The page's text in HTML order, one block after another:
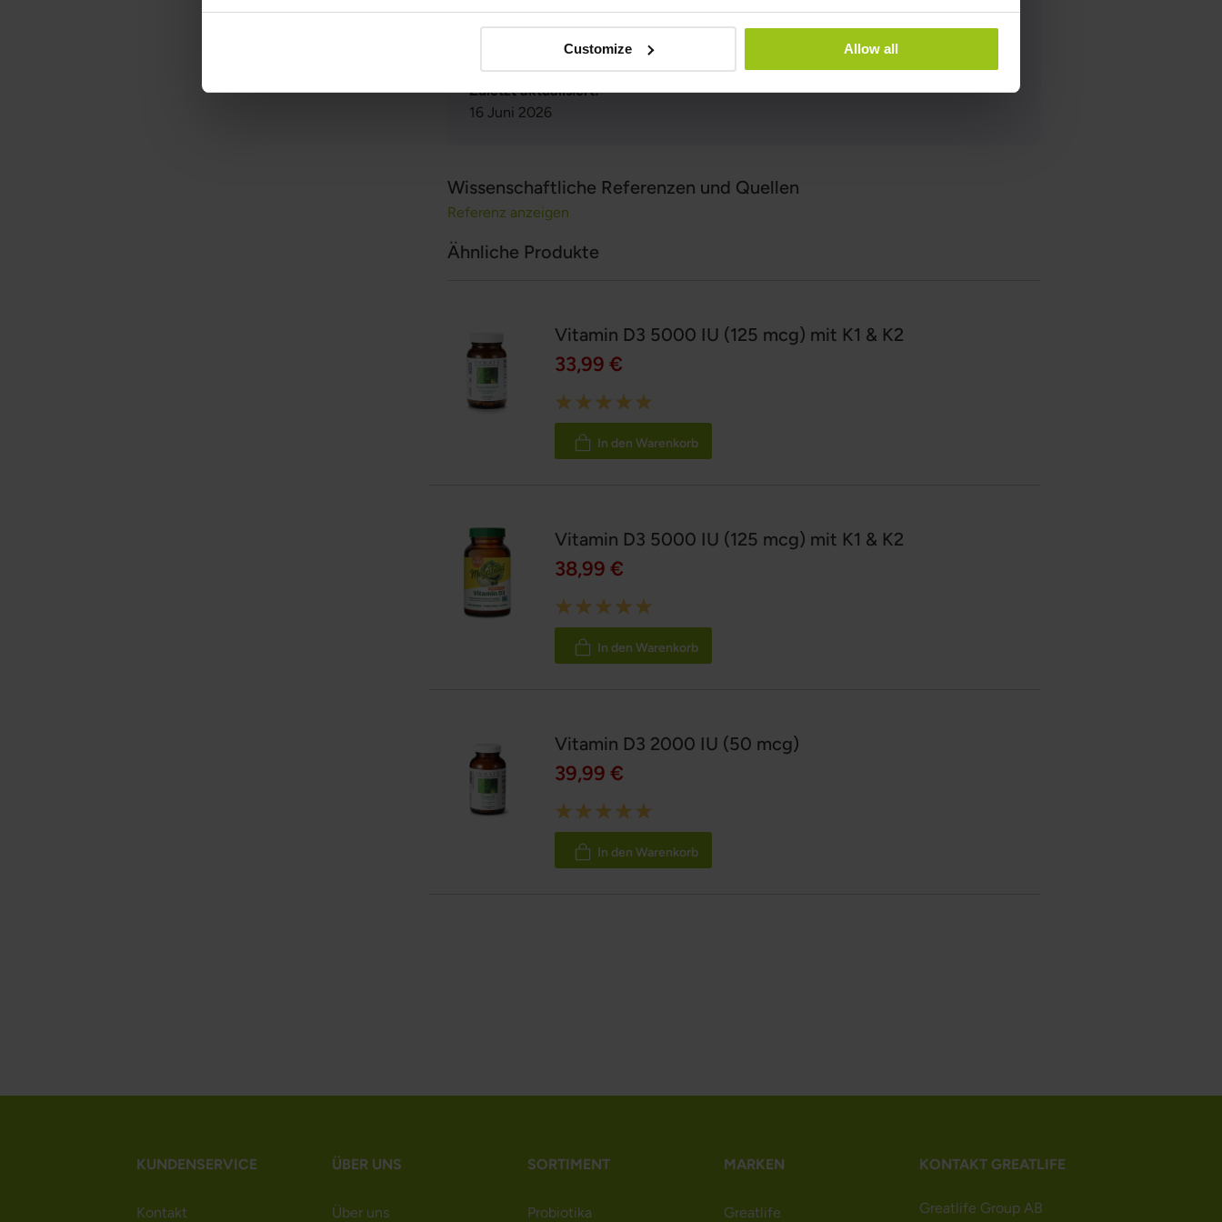
Customize Allow all
Teresa Husén, Ernährungsberaterin für funktionelle Medizin
Zuletzt aktualisiert:
16 Juni 2026
Wissenschaftliche Referenzen und Quellen
Referenz anzeigen
Ähnliche Produkte
Vitamin D3 5000 IU (125 mcg) mit K1 & K2
33,99 €
Rating:
100%
In den Warenkorb
Vitamin D3 5000 IU (125 mcg) mit K1 & K2
38,99 €
Rating:
100%
In den Warenkorb
Vitamin D3 2000 IU (50 mcg)
39,99 €
Rating:
100%
In den Warenkorb
KUNDENSERVICE
Kontakt
ÜBER UNS
Über uns
SORTIMENT
Probiotika
MARKEN
Greatlife
KONTAKT GREATLIFE
Greatlife Group AB